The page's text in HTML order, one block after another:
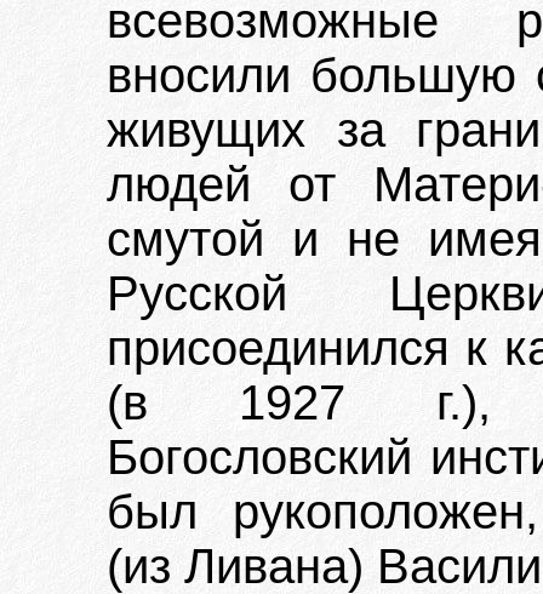
всевозможные
вносили большую
живущих за
людей от
смутой и не
Русской
присоединился к
(в 1927 г.),
Богословский
был
(из Ливана)